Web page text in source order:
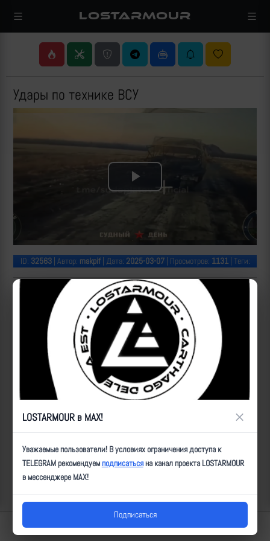
LOSTARMOUR
Удары по технике ВСУ
Play
ID: 32563| Автор: makpif| Дата: 2025-03-07| Просмотров: 1131| Теги:
Популярные за сегодня видео
Lostarmour | Carthago Delenda Est | 2014-2026
LOSTARMOUR в MAX! ×
Уважаемые пользователи! В условиях ограничения доступа к
TELEGRAM рекомендуемподписатьсяна канал проекта LOSTARMOUR
в мессенджере MAX!
Подписаться